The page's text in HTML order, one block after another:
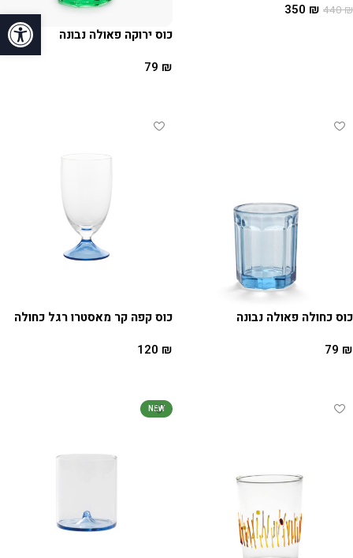
פתח 440₪
350 ₪
כוס ירוקה פאולה נבונה
79 ₪
כוס כחולה פאולה נבונה
79 ₪
כוס קפה קר מאסטרו רגל כחולה
120 ₪
NEW